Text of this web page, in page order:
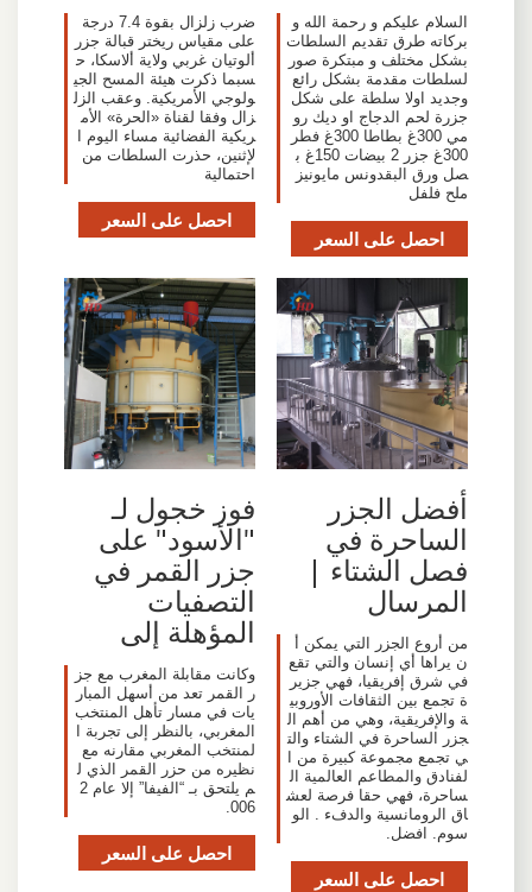
السلام عليكم و رحمة الله و
بركاته طرق تقديم السلطات
بشكل مختلف و مبتكرة صور
لسلطات مقدمة بشكل رائع
وجديد اولا سلطة على شكل
جزرة لحم الدجاج او ديك رو
مي 300غ بطاطا 300غ فطر
300غ جزر 2 بيضات 150غ ب
صل ورق البقدونس مايونيز
ملح فلفل
احصل على السعر
ضرب زلزال بقوة 7.4 درجة
على مقياس ريختر قبالة جزر
ألوتيان غربي ولاية ألاسكا، ح
سبما ذكرت هيئة المسح الجي
ولوجي الأمريكية. وعقب الزل
زال وفقا لقناة «الحرة» الأم
ريكية الفضائية مساء اليوم ا
لإثنين، حذرت السلطات من
احتمالية
احصل على السعر
أفضل الجزر
الساحرة في
فصل الشتاء |
المرسال
من أروع الجزر التي يمكن أ
ن يراها أي إنسان والتي تقع
في شرق إفريقيا، فهي جزير
ة تجمع بين الثقافات الأوروبي
ة والإفريقية، وهي من أهم ال
جزر الساحرة في الشتاء والت
ي تجمع مجموعة كبيرة من ا
لفنادق والمطاعم العالمية ال
ساحرة، فهي حقا فرصة لعش
اق الرومانسية والدفء . الو
سوم. افضل.
احصل على السعر
فوز خجول لـ
"الأسود" على
جزر القمر في
التصفيات
المؤهلة إلى
وكانت مقابلة المغرب مع جز
ر القمر تعد من أسهل المبار
يات في مسار تأهل المنتخب
المغربي، بالنظر إلى تجربة ا
لمنتخب المغربي مقارنه مع
نظيره من حزر القمر الذي ل
م يلتحق بـ “الفيفا” إلا عام 2
006.
احصل على السعر